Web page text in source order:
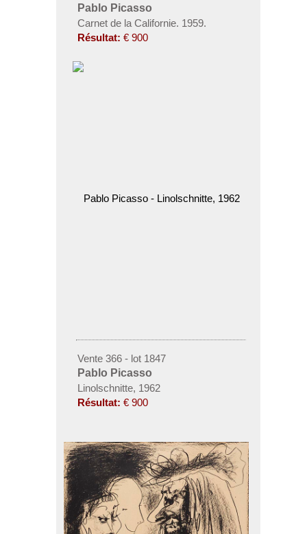
Pablo Picasso
Carnet de la Californie. 1959.
Résultat: € 900
Vente 366 - lot 1847
Pablo Picasso
Linolschnitte, 1962
Résultat: € 900